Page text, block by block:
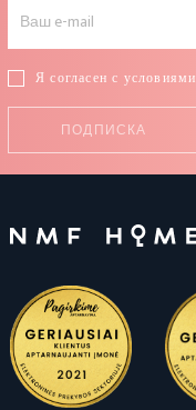
Я согласен с условиями